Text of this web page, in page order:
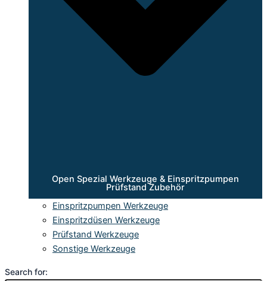
Open Spezial Werkzeuge & Einspritzpumpen
Prüfstand Zubehör
Einspritzpumpen Werkzeuge
Einspritzdüsen Werkzeuge
Prüfstand Werkzeuge
Sonstige Werkzeuge
Search for: